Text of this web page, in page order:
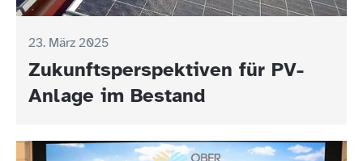
23. März 2025
Zukunftsperspektiven für PV-
Anlage im Bestand